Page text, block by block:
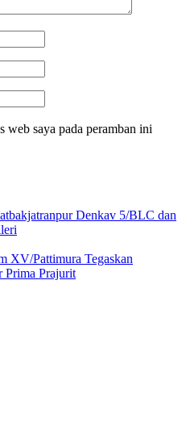
web saya pada peramban ini
Denkav 5/BLC dan
XV/Pattimura Tegaskan
Prima Prajurit